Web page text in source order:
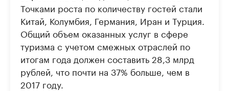
Точками роста по количеству гостей стали
Китай, Колумбия, Германия, Иран и Турция.
Общий объем оказанных услуг в сфере
туризма с учетом смежных отраслей по
итогам года должен составить 28,3 млрд
рублей, что почти на 37% больше, чем в
2017 году.